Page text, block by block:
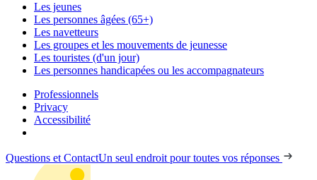
Les jeunes
Les personnes âgées (65+)
Les navetteurs
Les groupes et les mouvements de jeunesse
Les touristes (d'un jour)
Les personnes handicapées ou les accompagnateurs
Professionnels
Privacy
Accessibilité
Questions et ContactUn seul endroit pour toutes vos réponses